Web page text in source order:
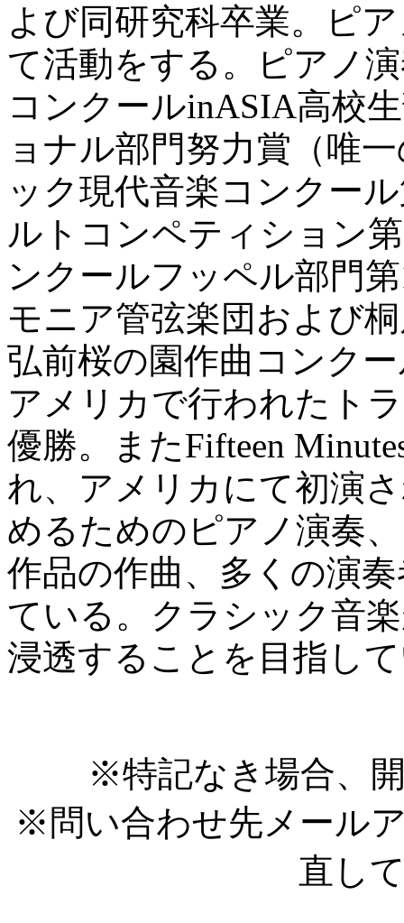
よび同研究科卒業。ピ
て活動をする。ピアノ
コンクールinASIA高校
ョナル部門努力賞（唯
ック現代音楽コンクー
ルトコンペティション
ンクールフッペル部門
モニア管弦楽団および
弘前桜の園作曲コンク
アメリカで行われたト
優勝。またFifteen
れ、アメリカにて初演
めるためのピアノ演奏
作品の作曲、多くの演
ている。クラシック音
浸透することを目指し
※特記なき場合、
※問い合わせ先メール
直し